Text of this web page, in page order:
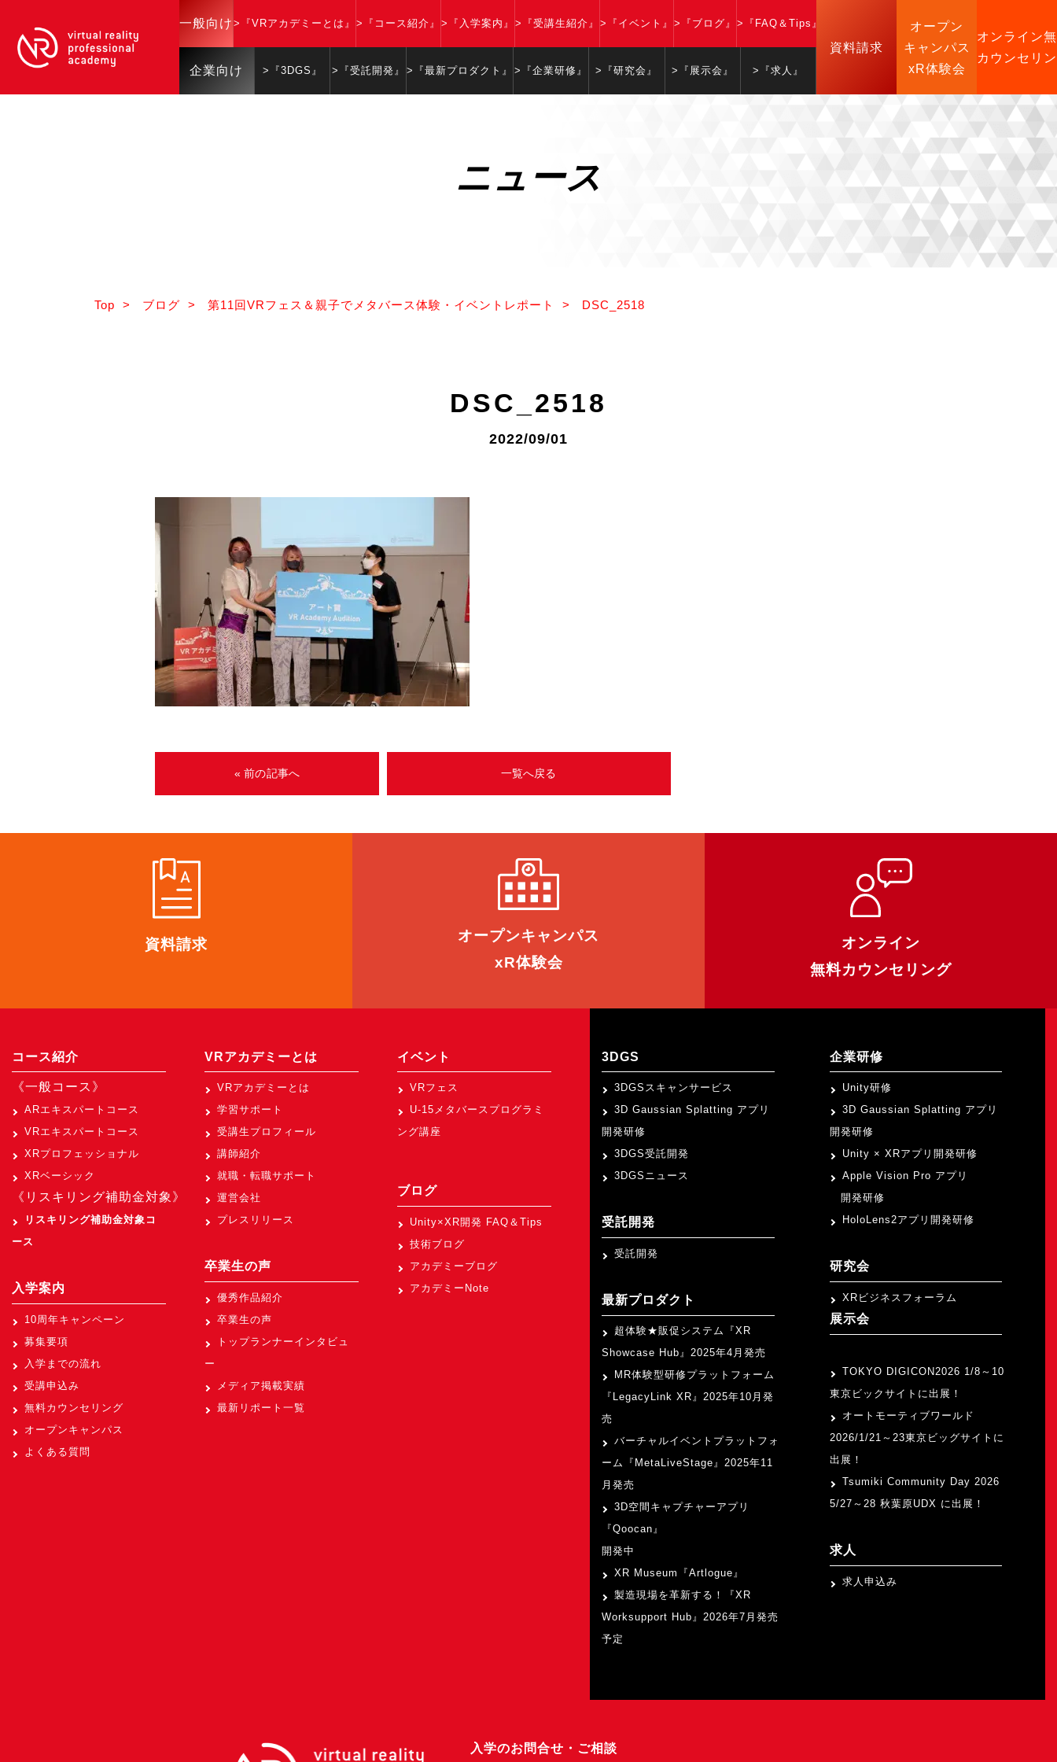
一般向け >『VRアカデミーとは』 >『コース紹介』 >『入学案内』 >『受講生紹介』 >『イベント』 >『ブログ』 >『FAQ＆Tips』
企業向け >『3DGS』 >『受託開発』 >『最新プロダクト』 >『企業研修』 >『研究会』 >『展示会』 >『求人』
資料請求
オープン
キャンパス
xR体験会
オンライン
カウンセリ
ニュース
Top > ブログ > 第11回VRフェス＆親子でメタバース体験・イベントレポート > DSC_2518
DSC_2518
2022/09/01
« 前の記事へ 一覧へ戻る
資料請求 オープンキャンパス
xR体験会
オンライン
無料カウンセリング
コース紹介
《一般コース》
ARエキスパートコース
VRエキスパートコース
XRプロフェッショナル
XRベーシック
《リスキリング補助金対象》
リスキリング補助金対象コ
ース
入学案内
10周年キャンペーン
募集要項
入学までの流れ
受講申込み
無料カウンセリング
オープンキャンパス
よくある質問
VRアカデミーとは
VRアカデミーとは
学習サポート
受講生プロフィール
講師紹介
就職・転職サポート
運営会社
プレスリリース
卒業生の声
優秀作品紹介
卒業生の声
トップランナーインタビュ
ー
メディア掲載実績
最新リポート一覧
イベント
VRフェス
U-15メタバースプログラミ
ング講座
ブログ
Unity×XR開発 FAQ＆Tips
技術ブログ
アカデミーブログ
アカデミーNote
3DGS
3DGSスキャンサービス
3D Gaussian Splatting アプリ
開発研修
3DGS受託開発
3DGSニュース
受託開発
受託開発
最新プロダクト
超体験★販促システム『XR
Showcase Hub』2025年4月発売
MR体験型研修プラットフォーム
『LegacyLink XR』2025年10月発
売
バーチャルイベントプラットフォ
ーム『MetaLiveStage』2025年11
月発売
3D空間キャプチャーアプリ
『Qoocan』
開発中
XR Museum『Artlogue』
製造現場を革新する！『XR
Worksupport Hub』2026年7月発売
予定
企業研修
Unity研修
3D Gaussian Splatting アプリ
開発研修
Unity × XRアプリ開発研修
Apple Vision Pro アプリ
開発研修
HoloLens2アプリ開発研修
研究会
XRビジネスフォーラム
展示会
TOKYO DIGICON2026 1/8～10
東京ビックサイトに出展！
オートモーティブワールド
2026/1/21～23東京ビッグサイトに
出展！
Tsumiki Community Day 2026
5/27～28 秋葉原UDX に出展！
求人
求人申込み
入学のお問合せ・ご相談